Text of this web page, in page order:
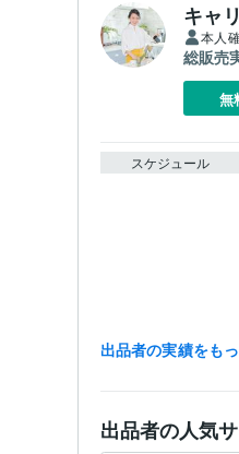
キャ
本人
総販売
無
スケジュール
出品者の実績をも
出品者の人気